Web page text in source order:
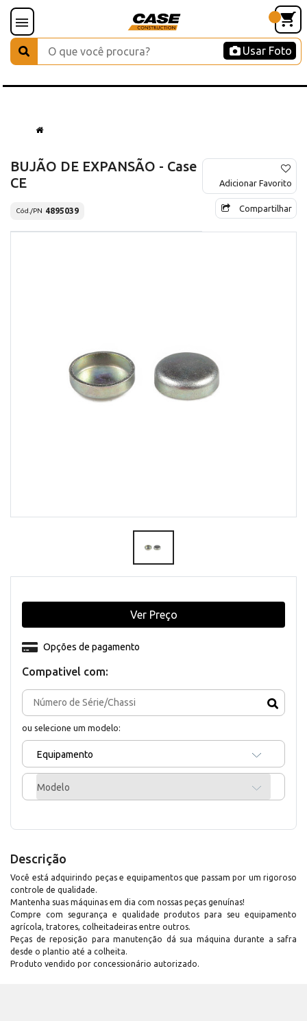
Usar Foto
BUJÃO DE EXPANSÃO - Case
CE
Cód./PN 4895039
Adicionar Favorito
Compartilhar
Compativel com:
ou selecione um modelo:
Equipamento
Modelo
Opções de pagamento
Ver Preço
Descrição
Você está adquirindo peças e equipamentos que passam por um rigoroso
controle de qualidade.
Mantenha suas máquinas em dia com nossas peças genuínas!
Compre com segurança e qualidade produtos para seu equipamento
agrícola, tratores, colheitadeiras entre outros.
Peças de reposição para manutenção dá sua máquina durante a safra
desde o plantio até a colheita.
Produto vendido por concessionário autorizado.